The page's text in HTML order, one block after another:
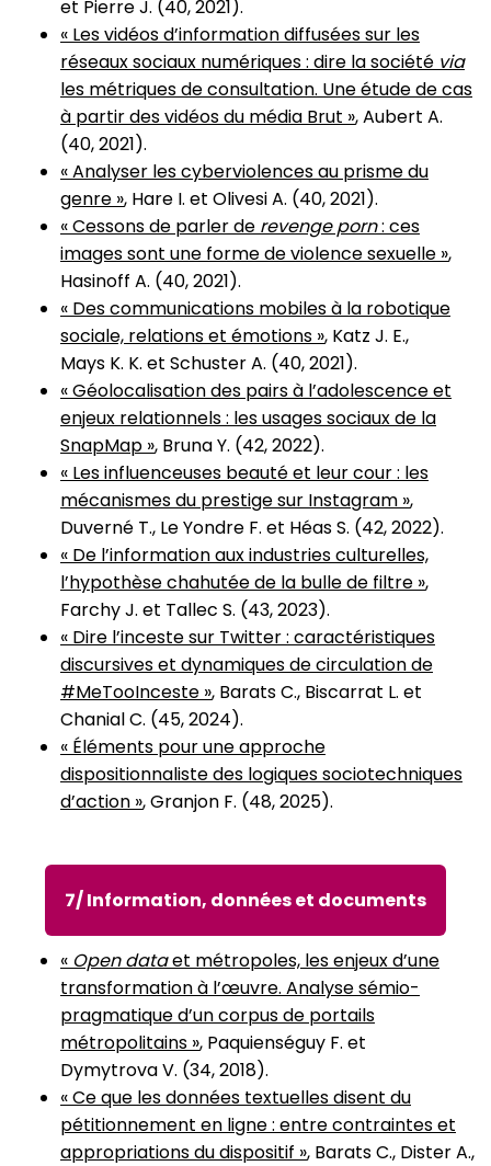
et Pierre J. (40, 2021).
« Les vidéos d’information diffusées sur les
réseaux sociaux numériques : dire la société via
les métriques de consultation. Une étude de cas
à partir des vidéos du média Brut », Aubert A.
(40, 2021).
« Analyser les cyberviolences au prisme du
genre », Hare I. et Olivesi A. (40, 2021).
« Cessons de parler de revenge porn: ces
images sont une forme de violence sexuelle »,
Hasinoff A. (40, 2021).
« Des communications mobiles à la robotique
sociale, relations et émotions », Katz J. E.,
Mays K. K. et Schuster A. (40, 2021).
« Géolocalisation des pairs à l’adolescence et
enjeux relationnels : les usages sociaux de la
SnapMap », Bruna Y. (42, 2022).
« Les influenceuses beauté et leur cour : les
mécanismes du prestige sur Instagram »,
Duverné T., Le Yondre F. et Héas S. (42, 2022).
« De l’information aux industries culturelles,
l’hypothèse chahutée de la bulle de filtre »,
Farchy J. et Tallec S. (43, 2023).
« Dire l’inceste sur Twitter : caractéristiques
discursives et dynamiques de circulation de
#MeTooInceste », Barats C., Biscarrat L. et
Chanial C. (45, 2024).
« Éléments pour une approche
dispositionnaliste des logiques sociotechniques
d’action », Granjon F. (48, 2025).
7/ Information, données et documents
« Open dataet métropoles, les enjeux d’une
transformation à l’œuvre. Analyse sémio-
pragmatique d’un corpus de portails
métropolitains », Paquienséguy F. et
Dymytrova V. (34, 2018).
« Ce que les données textuelles disent du
pétitionnement en ligne : entre contraintes et
appropriations du dispositif », Barats C., Dister A.,